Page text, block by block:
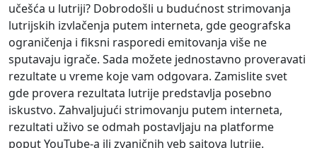
učešća u lutriji? Dobrodošli u budućnost strimovanja
lutrijskih izvlačenja putem interneta, gde geografska
ograničenja i fiksni rasporedi emitovanja više ne
sputavaju igrače. Sada možete jednostavno proveravati
rezultate u vreme koje vam odgovara. Zamislite svet
gde provera rezultata lutrije predstavlja posebno
iskustvo. Zahvaljujući strimovanju putem interneta,
rezultati uživo se odmah postavljaju na platforme
poput YouTube-a ili zvaničnih veb sajtova lutrije.